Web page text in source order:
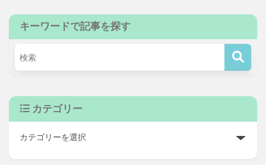
キーワードで記事を探す
カテゴリー